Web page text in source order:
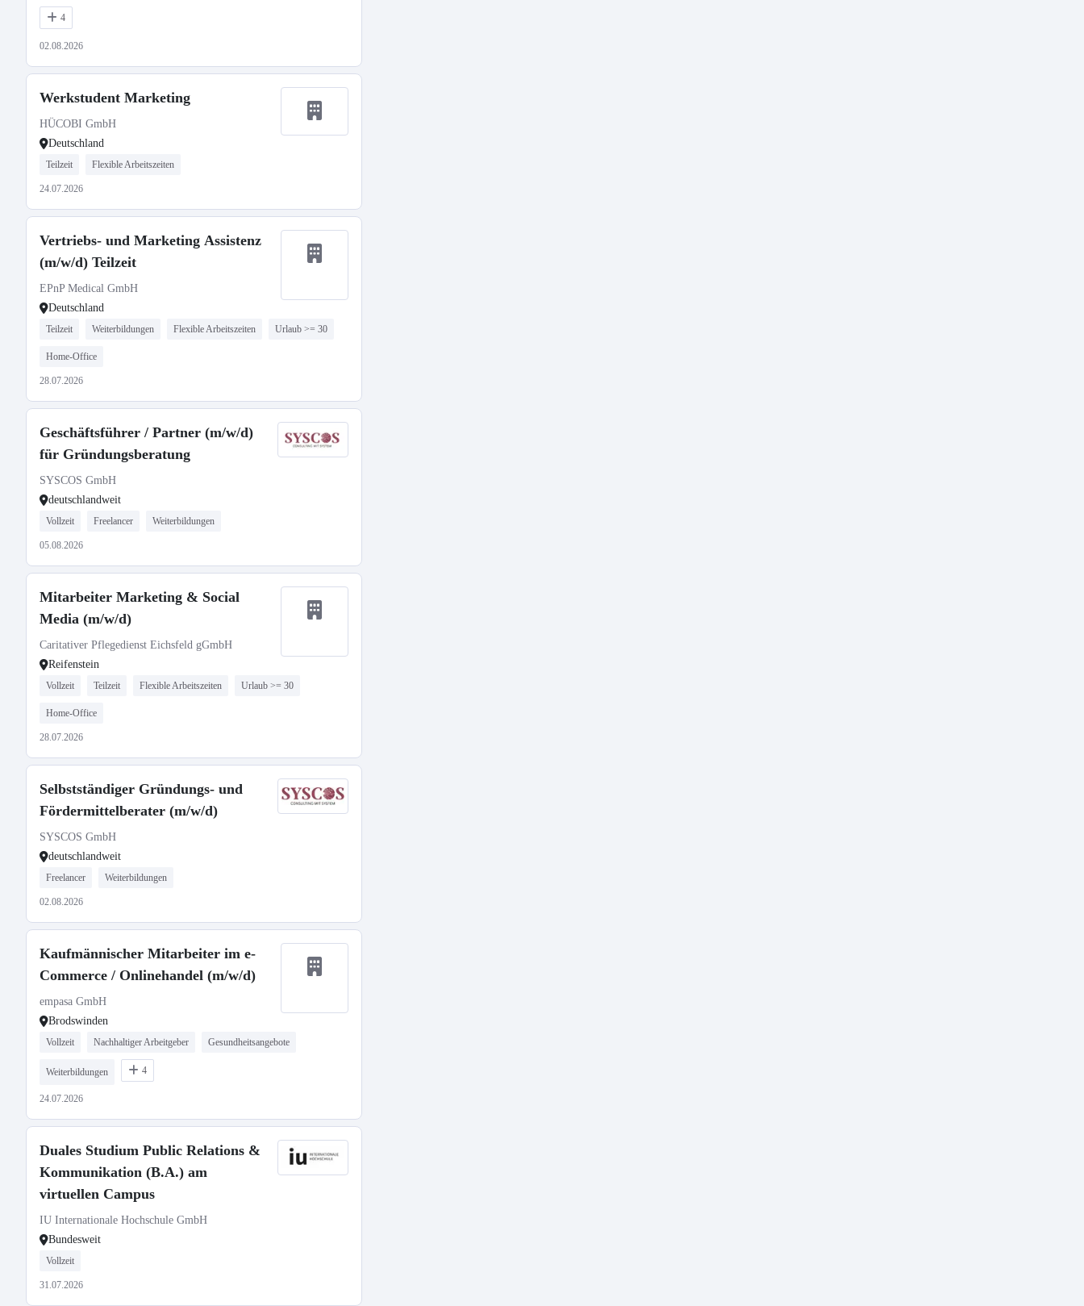
4
02.08.2026
Werkstudent Marketing
HÜCOBI GmbH
Deutschland
Teilzeit Flexible Arbeitszeiten
24.07.2026
Vertriebs- und Marketing Assistenz
(m/w/d) Teilzeit
EPnP Medical GmbH
Deutschland
Teilzeit Weiterbildungen Flexible Arbeitszeiten Urlaub >= 30
Home-Office
28.07.2026
Geschäftsführer / Partner (m/w/d)
für Gründungsberatung
SYSCOS GmbH
deutschlandweit
Vollzeit Freelancer Weiterbildungen
05.08.2026
Mitarbeiter Marketing & Social
Media (m/w/d)
Caritativer Pflegedienst Eichsfeld gGmbH
Reifenstein
Vollzeit Teilzeit Flexible Arbeitszeiten Urlaub >= 30
Home-Office
28.07.2026
Selbstständiger Gründungs- und
Fördermittelberater (m/w/d)
SYSCOS GmbH
deutschlandweit
Freelancer Weiterbildungen
02.08.2026
Kaufmännischer Mitarbeiter im e-
Commerce / Onlinehandel (m/w/d)
empasa GmbH
Brodswinden
Vollzeit Nachhaltiger Arbeitgeber Gesundheitsangebote
Weiterbildungen 4
24.07.2026
Duales Studium Public Relations &
Kommunikation (B.A.) am
virtuellen Campus
IU Internationale Hochschule GmbH
Bundesweit
Vollzeit
31.07.2026